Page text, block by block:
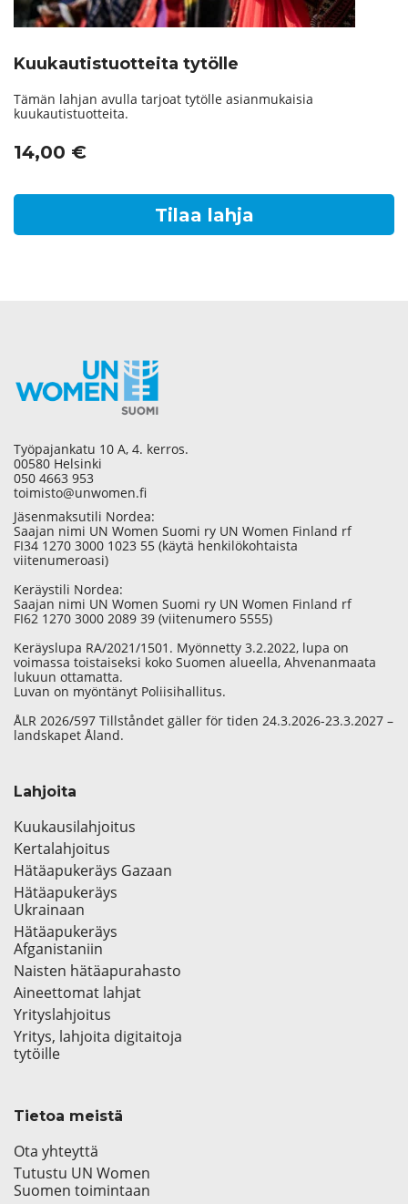
Kuukautistuotteita tytölle
Tämän lahjan avulla tarjoat tytölle asianmukaisia
kuukautistuotteita.
14,00 €
Tilaa lahja
Työpajankatu 10 A, 4. kerros.
00580 Helsinki
050 4663 953
toimisto@unwomen.fi
Jäsenmaksutili Nordea:
Saajan nimi UN Women Suomi ry UN Women Finland rf
FI34 1270 3000 1023 55 (käytä henkilökohtaista
viitenumeroasi)
Keräystili Nordea:
Saajan nimi UN Women Suomi ry UN Women Finland rf
FI62 1270 3000 2089 39 (viitenumero 5555)
Keräyslupa RA/2021/1501. Myönnetty 3.2.2022, lupa on
voimassa toistaiseksi koko Suomen alueella, Ahvenanmaata
lukuun ottamatta.
Luvan on myöntänyt Poliisihallitus.
ÅLR 2026/597 Tillståndet gäller för tiden 24.3.2026-23.3.2027 –
landskapet Åland.
Lahjoita
Kuukausilahjoitus
Kertalahjoitus
Hätäapukeräys Gazaan
Hätäapukeräys
Ukrainaan
Hätäapukeräys
Afganistaniin
Naisten hätäapurahasto
Aineettomat lahjat
Yrityslahjoitus
Yritys, lahjoita digitaitoja
tytöille
Tietoa meistä
Ota yhteyttä
Tutustu UN Women
Suomen toimintaan